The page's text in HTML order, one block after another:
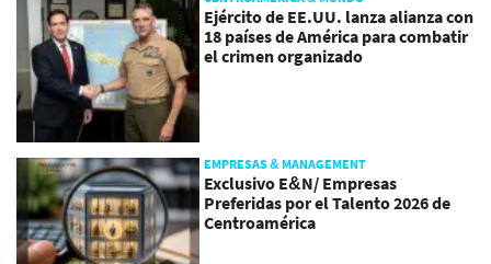
Ejército de EE.UU. lanza alianza con
18 países de América para combatir
el crimen organizado
EMPRESAS & MANAGEMENT
Exclusivo E&N/ Empresas
Preferidas por el Talento 2026 de
Centroamérica